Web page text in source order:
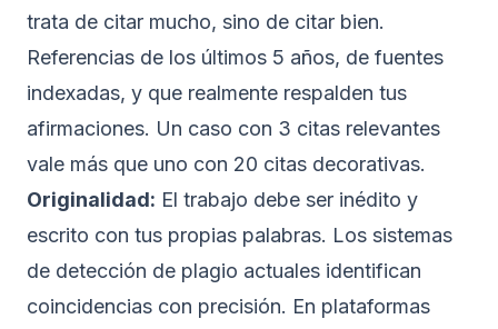
trata de citar mucho, sino de citar bien.
Referencias de los últimos 5 años, de fuentes
indexadas, y que realmente respalden tus
afirmaciones. Un caso con 3 citas relevantes
vale más que uno con 20 citas decorativas.
Originalidad: El trabajo debe ser inédito y
escrito con tus propias palabras. Los sistemas
de detección de plagio actuales identifican
coincidencias con precisión. En plataformas